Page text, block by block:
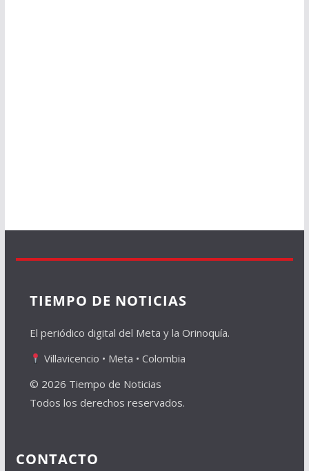
TIEMPO DE NOTICIAS
El periódico digital del Meta y la Orinoquía.
Villavicencio • Meta • Colombia
© 2026 Tiempo de Noticias
Todos los derechos reservados.
CONTACTO